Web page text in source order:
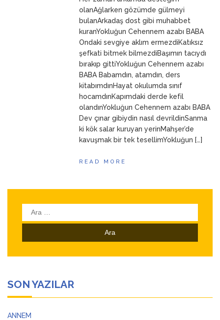
ANNEMolanAğlarken gözümde gülmeyi
bulanArkadaş dost gibi muhabbet
kuranYokluğun Cehennem azabı BABA
Ondaki sevgiye aklım ermezdiKatıksız
şefkati bitmek bilmezdiBaşımın tacıydı
bırakıp gittiYokluğun Cehennem azabı
BABA Babamdın, atamdın, ders
kitabımdınHayat okulumda sınıf
hocamdınKapımdaki derde kefil
olandınYokluğun Cehennem azabı BABA
Dev çınar gibiydin nasıl devrildinSanma
ki kök salar kuruyan yerinMahşer’de
kavuşmak bir tek tesellimYokluğun […]
READ MORE
Arama:
SON YAZILAR
ANNEM